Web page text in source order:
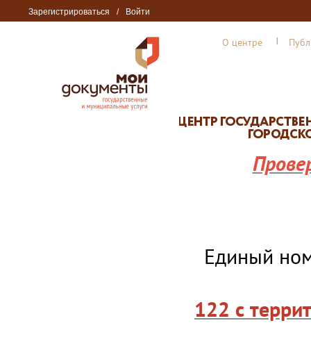
Зарегистрироваться / Войти
О центре
Единый
122 с